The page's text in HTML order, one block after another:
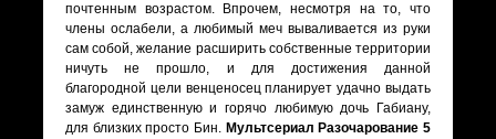
почтенным возрастом. Впрочем, несмотря на то, что
члены ослабели, а любимый меч вываливается из руки
сам собой, желание расширить собственные территории
ничуть не прошло, и для достижения данной
благородной цели венценосец планирует удачно выдать
замуж единственную и горячо любимую дочь Габиану,
для близких просто Бин. Мультсериал Разочарование 5